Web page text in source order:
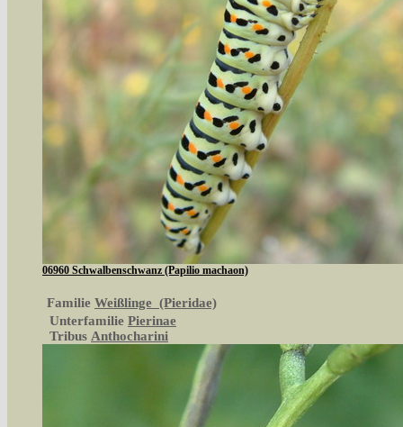
06960 Schwalbenschwanz (Papilio machaon)
Familie Weißlinge (Pieridae)
Unterfamilie Pierinae
Tribus Anthocharini